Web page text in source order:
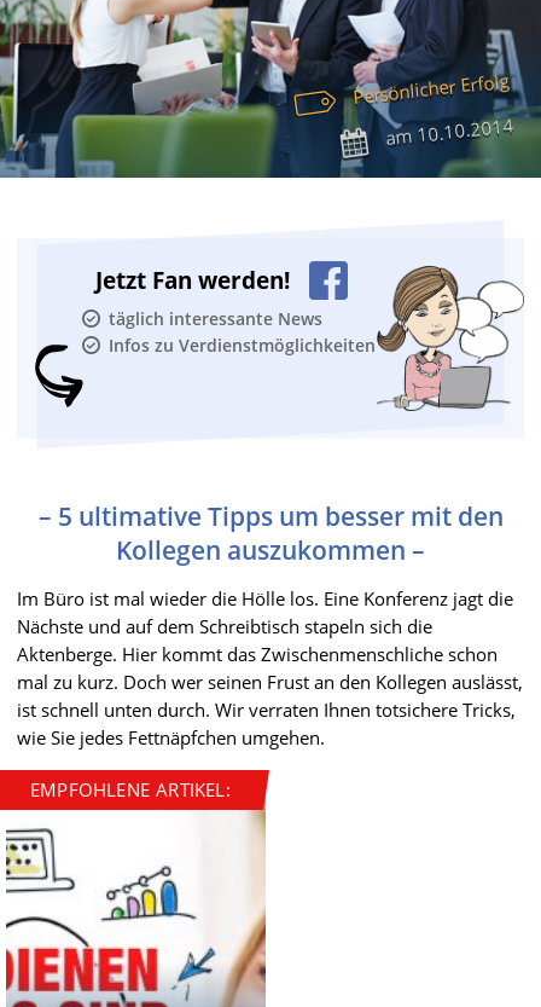
Persönlicher Erfolg
am10.10.2014
Jetzt Fan werden!
täglich interessante News
Infos zu Verdienstmöglichkeiten
– 5 ultimative Tipps um besser mit den
Kollegen auszukommen –
Im Büro ist mal wieder die Hölle los. Eine Konferenz jagt die
Nächste und auf dem Schreibtisch stapeln sich die
Aktenberge. Hier kommt das Zwischenmenschliche schon
mal zu kurz. Doch wer seinen Frust an den Kollegen auslässt,
ist schnell unten durch. Wir verraten Ihnen totsichere Tricks,
wie Sie jedes Fettnäpfchen umgehen.
EMPFOHLENE ARTIKEL: